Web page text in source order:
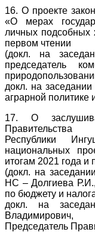
16. О проекте
«О мерах
личных подсобных
первом чтении
(докл. на
председатель
докл. на
аграрной политике
17. О
Правительства
Республики
национальных
итогам 2021 года и
(докл. на
НС – Долгиева Р.И.,
по бюджету и
докл. на
Владимирович,
Председатель